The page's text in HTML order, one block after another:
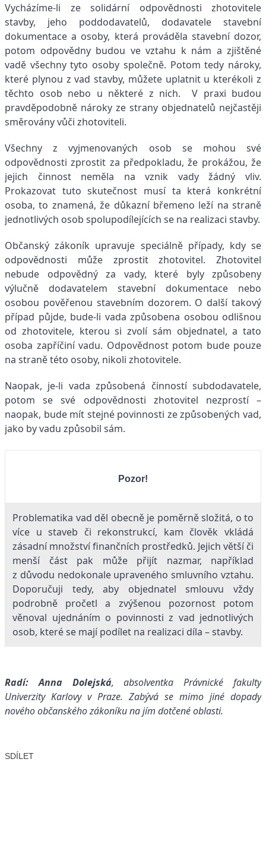
Vycházíme-li ze solidární odpovědnosti zhotovitele
stavby, jeho poddodavatelů, dodavatele stavební
dokumentace a osoby, která prováděla stavební dozor,
potom odpovědny budou ve vztahu k nám a zjištěné
vadě všechny tyto osoby společně. Potom tedy nároky,
které plynou z vad stavby, můžete uplatnit u kterékoli z
těchto osob nebo u některé z nich. V praxi budou
pravděpodobně nároky ze strany objednatelů nejčastěji
směrovány vůči zhotoviteli.
Všechny z vyjmenovaných osob se mohou své
odpovědnosti zprostit za předpokladu, že prokážou, že
jejich činnost neměla na vznik vady žádný vliv.
Prokazovat tuto skutečnost musí ta která konkrétní
osoba, to znamená, že důkazní břemeno leží na straně
jednotlivých osob spolupodílejících se na realizaci stavby.
Občanský zákoník upravuje speciálně případy, kdy se
odpovědnosti může zprostit zhotovitel. Zhotovitel
nebude odpovědný za vady, které byly způsobeny
výlučně dodavatelem stavební dokumentace nebo
osobou pověřenou stavebním dozorem. O další takový
případ půjde, bude-li vada způsobena osobou odlišnou
od zhotovitele, kterou si zvolí sám objednatel, a tato
osoba zapříčiní vadu. Odpovědnost potom bude pouze
na straně této osoby, nikoli zhotovitele.
Naopak, je-li vada způsobená činností subdodavatele,
potom se své odpovědnosti zhotovitel nezprostí –
naopak, bude mít stejné povinnosti ze způsobených vad,
jako by vadu způsobil sám.
Pozor!
Problematika vad děl obecně je poměrně složitá, o to
více u staveb či rekonstrukcí, kam člověk vkládá
zásadní množství finančních prostředků. Jejich větší či
menší část pak může přijít nazmar, například
z důvodu nedokonale upraveného smluvního vztahu.
Doporučuji tedy, aby objednatel smlouvu vždy
podrobně pročetl a zvýšenou pozornost potom
věnoval ujednáním o povinnosti z vad jednotlivých
osob, které se mají podílet na realizaci díla – stavby.
Radí: Anna Dolejská, absolventka Právnické fakulty
Univerzity Karlovy v Praze. Zabývá se mimo jiné dopady
nového občanského zákoníku na jím dotčené oblasti.
SDÍLET